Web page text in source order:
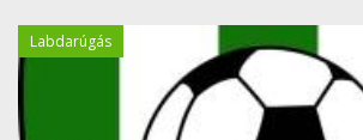
Labdarúgás